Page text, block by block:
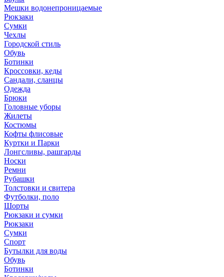
Мешки водонепроницаемые
Рюкзаки
Сумки
Чехлы
Городской стиль
Обувь
Ботинки
Кроссовки, кеды
Сандали, сланцы
Одежда
Брюки
Головные уборы
Жилеты
Костюмы
Кофты флисовые
Куртки и Парки
Лонгсливы, рашгарды
Носки
Ремни
Рубашки
Толстовки и свитера
Футболки, поло
Шорты
Рюкзаки и сумки
Рюкзаки
Сумки
Спорт
Бутылки для воды
Обувь
Ботинки